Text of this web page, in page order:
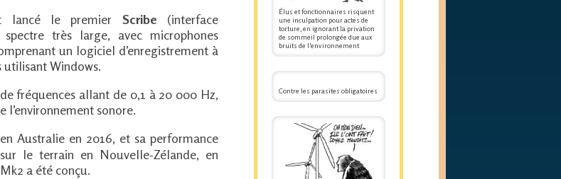
Élus et fonctionnaires risquent
une inculpation pour actes de
torture, en ignorant la privation
de sommeil prolongée due aux
bruits de l'environnement
Contre les parasites obligatoires
lancé le premier Scribe (interface
très large, avec microphones
un logiciel d’enregistrement à
utilisant Windows.
fréquences allant de 0,1 à 20 000 Hz,
l’environnement sonore.
en Australie en 2016, et sa performance
le terrain en Nouvelle-Zélande, en
a été conçu.